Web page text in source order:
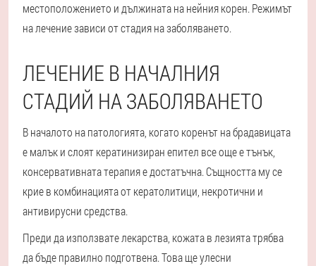
местоположението и дължината на нейния корен. Режимът
на лечение зависи от стадия на заболяването.
ЛЕЧЕНИЕ В НАЧАЛНИЯ
СТАДИЙ НА ЗАБОЛЯВАНЕТО
В началото на патологията, когато коренът на брадавицата
е малък и слоят кератинизиран епител все още е тънък,
консервативната терапия е достатъчна. Същността му се
крие в комбинацията от кератолитици, некротични и
антивирусни средства.
Преди да използвате лекарства, кожата в лезията трябва
да бъде правилно подготвена. Това ще улесни